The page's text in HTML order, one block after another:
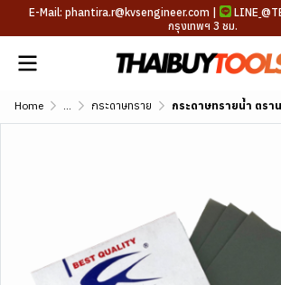
E-Mail: phantira.r@kvsengineer.com | LINE
กรุงเทพฯ 3 ชม.
Home ... กระดาษทราย กระดาษทรายน้ำ ตรานกนางแอ่น Swallow